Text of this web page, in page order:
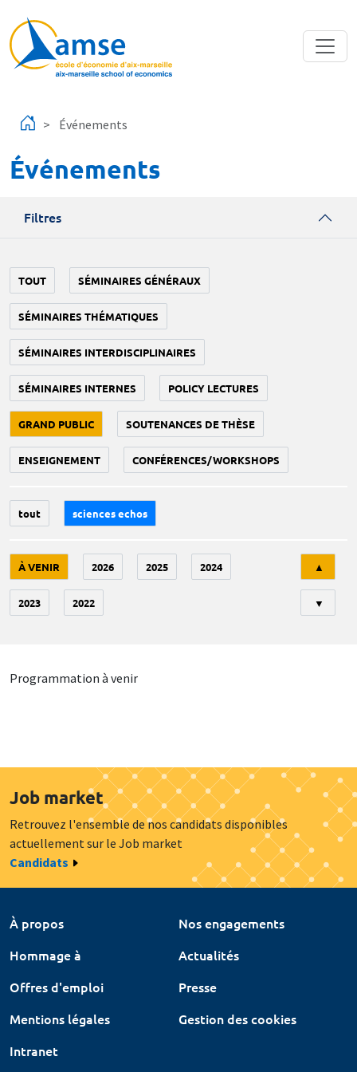
Événements
Événements
Filtres
TOUT SÉMINAIRES GÉNÉRAUX
SÉMINAIRES THÉMATIQUES
SÉMINAIRES INTERDISCIPLINAIRES
SÉMINAIRES INTERNES POLICY LECTURES
GRAND PUBLIC SOUTENANCES DE THÈSE
ENSEIGNEMENT CONFÉRENCES/WORKSHOPS
tout sciences echos
À VENIR 2026 2025 2024
2023 2022
▲
▼
Programmation à venir
Job market
Retrouvez l'ensemble de nos candidats disponibles
actuellement sur le Job market
Candidats
À propos
Nos engagements
Hommage à
Actualités
Offres d'emploi
Presse
Mentions légales
Gestion des cookies
Intranet